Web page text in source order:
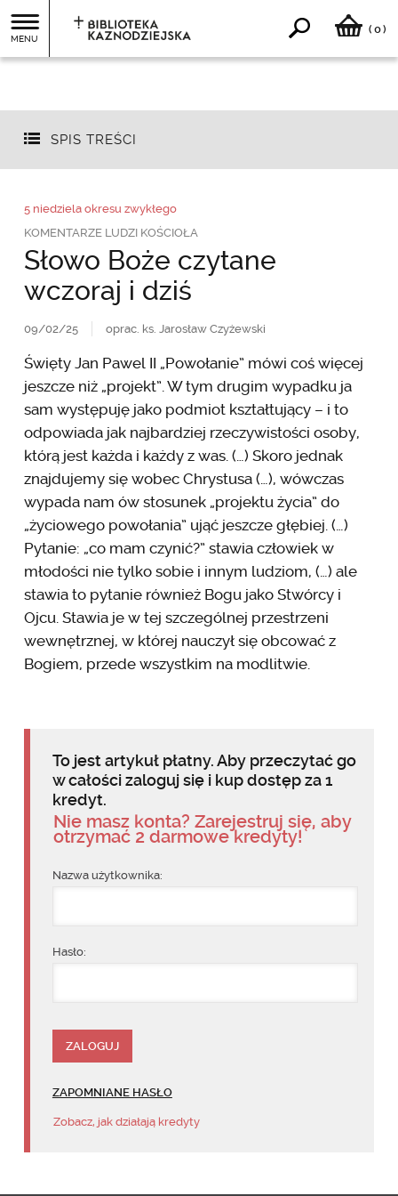
MENU
( 0)
SPIS TREŚCI
5 niedziela okresu zwykłego
KOMENTARZE LUDZI KOŚCIOŁA
Słowo Boże czytane
wczoraj i dziś
09/02/25 oprac. ks. Jarosław Czyżewski
Święty Jan Pawel II „Powołanie” mówi coś więcej
jeszcze niż „projekt”. W tym drugim wypadku ja
sam występuję jako podmiot kształtujący – i to
odpowiada jak najbardziej rzeczywistości osoby,
którą jest każda i każdy z was. (…) Skoro jednak
znajdujemy się wobec Chrystusa (…), wówczas
wypada nam ów stosunek „projektu życia” do
„życiowego powołania” ująć jeszcze głębiej. (…)
Pytanie: „co mam czynić?” stawia człowiek w
młodości nie tylko sobie i innym ludziom, (…) ale
stawia to pytanie również Bogu jako Stwórcy i
Ojcu. Stawia je w tej szczególnej przestrzeni
wewnętrznej, w której nauczył się obcować z
Bogiem, przede wszystkim na modlitwie.
To jest artykuł płatny. Aby przeczytać go
w całości zaloguj się i kup dostęp za 1
kredyt.
Nie masz konta? Zarejestruj się, aby
otrzymać 2 darmowe kredyty!
Nazwa użytkownika:
Hasło:
ZAPOMNIANE HASŁO
Zobacz, jak działają kredyty